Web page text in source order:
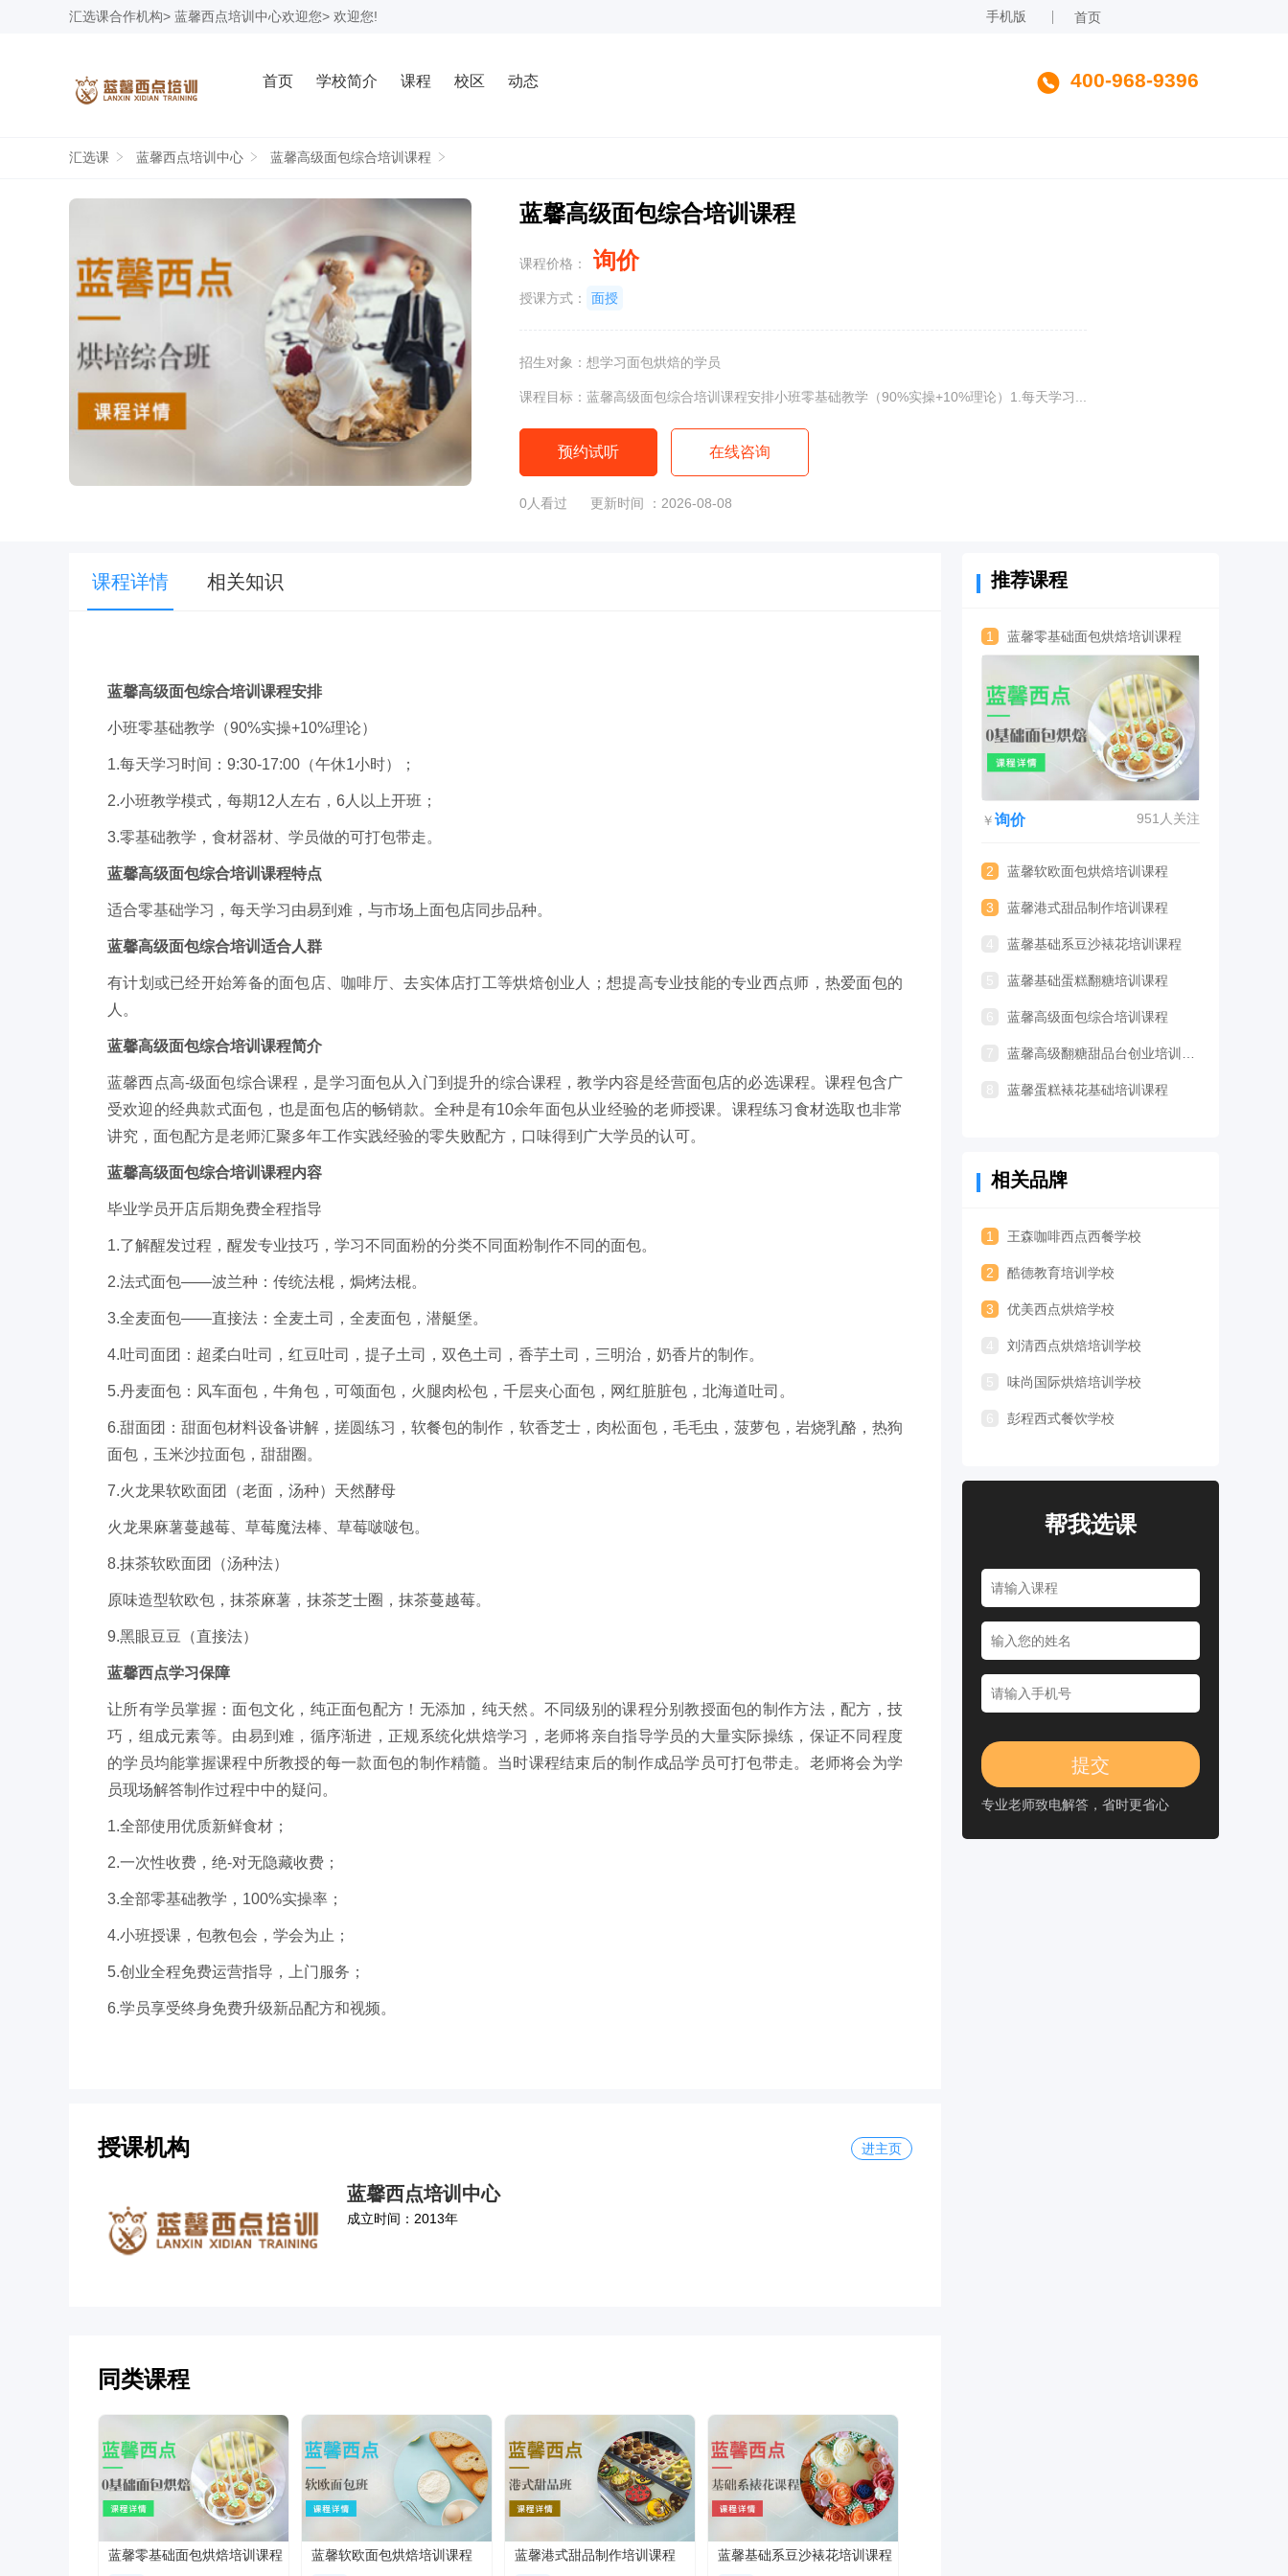
汇选课合作机构> 蓝馨西点培训中心欢迎您> 欢迎您! 手机版 首页
首页 学校简介 课程 校区 动态 400-968-9396
汇选课 蓝馨西点培训中心 蓝馨高级面包综合培训课程
蓝馨高级面包综合培训课程
课程价格： 询价
授课方式： 面授
招生对象：想学习面包烘焙的学员
课程目标：蓝馨高级面包综合培训课程安排小班零基础教学（90%实操+10%理论）1.每天学习...
预约试听 在线咨询
0人看过 更新时间 ：2026-08-08
课程详情 相关知识
蓝馨高级面包综合培训课程安排
小班零基础教学（90%实操+10%理论）
1.每天学习时间：9:30-17:00（午休1小时）；
2.小班教学模式，每期12人左右，6人以上开班；
3.零基础教学，食材器材、学员做的可打包带走。
蓝馨高级面包综合培训课程特点
适合零基础学习，每天学习由易到难，与市场上面包店同步品种。
蓝馨高级面包综合培训适合人群
有计划或已经开始筹备的面包店、咖啡厅、去实体店打工等烘焙创业人；想提高专业技能的专业西点师，热爱面包的
人。
蓝馨高级面包综合培训课程简介
蓝馨西点高-级面包综合课程，是学习面包从入门到提升的综合课程，教学内容是经营面包店的必选课程。课程包含广
受欢迎的经典款式面包，也是面包店的畅销款。全种是有10余年面包从业经验的老师授课。课程练习食材选取也非常
讲究，面包配方是老师汇聚多年工作实践经验的零失败配方，口味得到广大学员的认可。
蓝馨高级面包综合培训课程内容
毕业学员开店后期免费全程指导
1.了解醒发过程，醒发专业技巧，学习不同面粉的分类不同面粉制作不同的面包。
2.法式面包——波兰种：传统法棍，焗烤法棍。
3.全麦面包——直接法：全麦土司，全麦面包，潜艇堡。
4.吐司面团：超柔白吐司，红豆吐司，提子土司，双色土司，香芋土司，三明治，奶香片的制作。
5.丹麦面包：风车面包，牛角包，可颂面包，火腿肉松包，千层夹心面包，网红脏脏包，北海道吐司。
6.甜面团：甜面包材料设备讲解，搓圆练习，软餐包的制作，软香芝士，肉松面包，毛毛虫，菠萝包，岩烧乳酪，热狗
面包，玉米沙拉面包，甜甜圈。
7.火龙果软欧面团（老面，汤种）天然酵母
火龙果麻薯蔓越莓、草莓魔法棒、草莓啵啵包。
8.抹茶软欧面团（汤种法）
原味造型软欧包，抹茶麻薯，抹茶芝士圈，抹茶蔓越莓。
9.黑眼豆豆（直接法）
蓝馨西点学习保障
让所有学员掌握：面包文化，纯正面包配方！无添加，纯天然。不同级别的课程分别教授面包的制作方法，配方，技
巧，组成元素等。由易到难，循序渐进，正规系统化烘焙学习，老师将亲自指导学员的大量实际操练，保证不同程度
的学员均能掌握课程中所教授的每一款面包的制作精髓。当时课程结束后的制作成品学员可打包带走。老师将会为学
员现场解答制作过程中中的疑问。
1.全部使用优质新鲜食材；
2.一次性收费，绝-对无隐藏收费；
3.全部零基础教学，100%实操率；
4.小班授课，包教包会，学会为止；
5.创业全程免费运营指导，上门服务；
6.学员享受终身免费升级新品配方和视频。
授课机构 进主页
蓝馨西点培训中心
成立时间：2013年
同类课程
蓝馨零基础面包烘焙培训课程 蓝馨软欧面包烘焙培训课程 蓝馨港式甜品制作培训课程 蓝馨基础系豆沙裱花培训课程
推荐课程
1 蓝馨零基础面包烘焙培训课程
￥询价 951人关注
2 蓝馨软欧面包烘焙培训课程
3 蓝馨港式甜品制作培训课程
蓝馨基础系豆沙裱花培训课程
蓝馨基础蛋糕翻糖培训课程
蓝馨高级面包综合培训课程
蓝馨高级翻糖甜品台创业培训课程
蓝馨蛋糕裱花基础培训课程
相关品牌
1 王森咖啡西点西餐学校
2 酷德教育培训学校
3 优美西点烘焙学校
刘清西点烘焙培训学校
味尚国际烘焙培训学校
彭程西式餐饮学校
帮我选课
专业老师致电解答，省时更省心